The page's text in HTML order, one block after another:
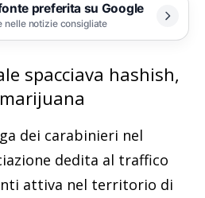
preferita su Google
nelle notizie consigliate
spacciava hashish,
dei carabinieri nel
dedita al traffico
attiva nel territorio di